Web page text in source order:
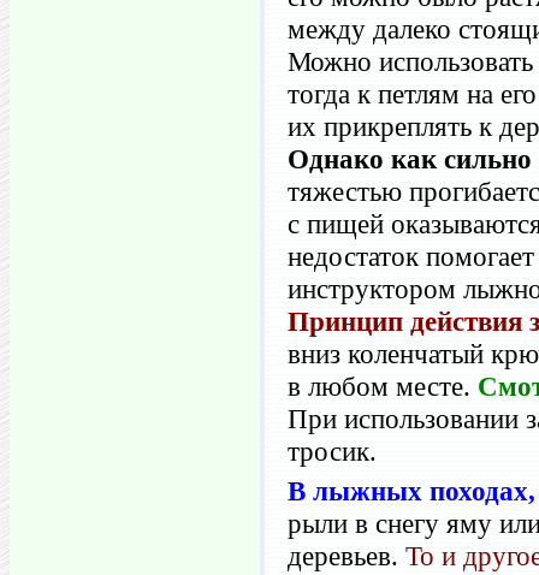
между далеко
Можно
тогда к петлям на
их прикреплять к
Однако как сильно
тяжестью
с пищей
недостаток
инструктором
Принцип действия
вниз коленчатый
в любом месте.
При использовании
тросик.
В лыжных походах,
рыли в снегу яму
деревьев. То и